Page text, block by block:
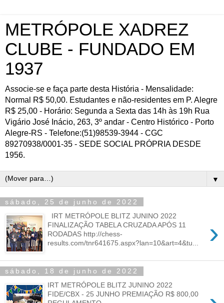
METRÓPOLE XADREZ
CLUBE - FUNDADO EM
1937
Associe-se e faça parte desta História - Mensalidade:
Normal R$ 50,00. Estudantes e não-residentes em P. Alegre
R$ 25,00 - Horário: Segunda a Sexta das 14h às 19h Rua
Vigário José Inácio, 263, 3º andar - Centro Histórico - Porto
Alegre-RS - Telefone:(51)98539-3944 - CGC
89270938/0001-35 - SEDE SOCIAL PRÓPRIA DESDE
1956.
▼
sábado, 25 de junho de 2022
›
IRT METRÓPOLE BLITZ JUNINO 2022
FINALIZAÇÃO TABELA CRUZADA APÓS 11
RODADAS http://chess-
results.com/tnr641675.aspx?lan=10&art=4&tu...
sábado, 18 de junho de 2022
IRT METRÓPOLE BLITZ JUNINO 2022
FIDE/CBX - 25 JUNHO PREMIAÇÃO R$ 800,00